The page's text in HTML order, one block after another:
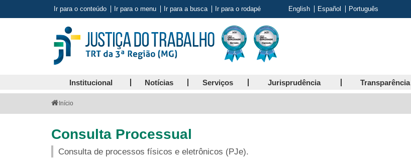
Ir para o conteúdo Ir para o menu Ir para a busca Ir para o rodapé English Español Português
Institucional Notícias Serviços Jurisprudência Transparência
VocêInício
Consulta Processual
Consulta de processos físicos e eletrônicos (PJe).